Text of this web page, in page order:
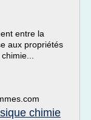
entre la
aux propriétés
chimie